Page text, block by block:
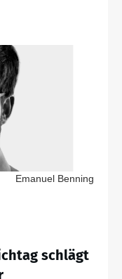
Emanuel Benning
schlägt